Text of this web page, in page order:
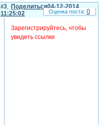
Поделиться
3
04-12-2014
11:25:02
Зарегистрируйтесь, чтобы
увидеть ссылки
0